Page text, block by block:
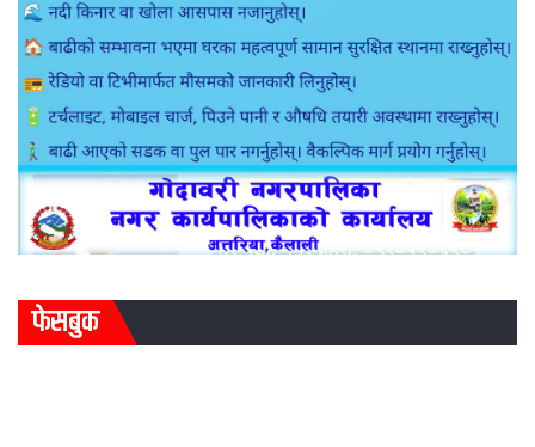
फेसबुक